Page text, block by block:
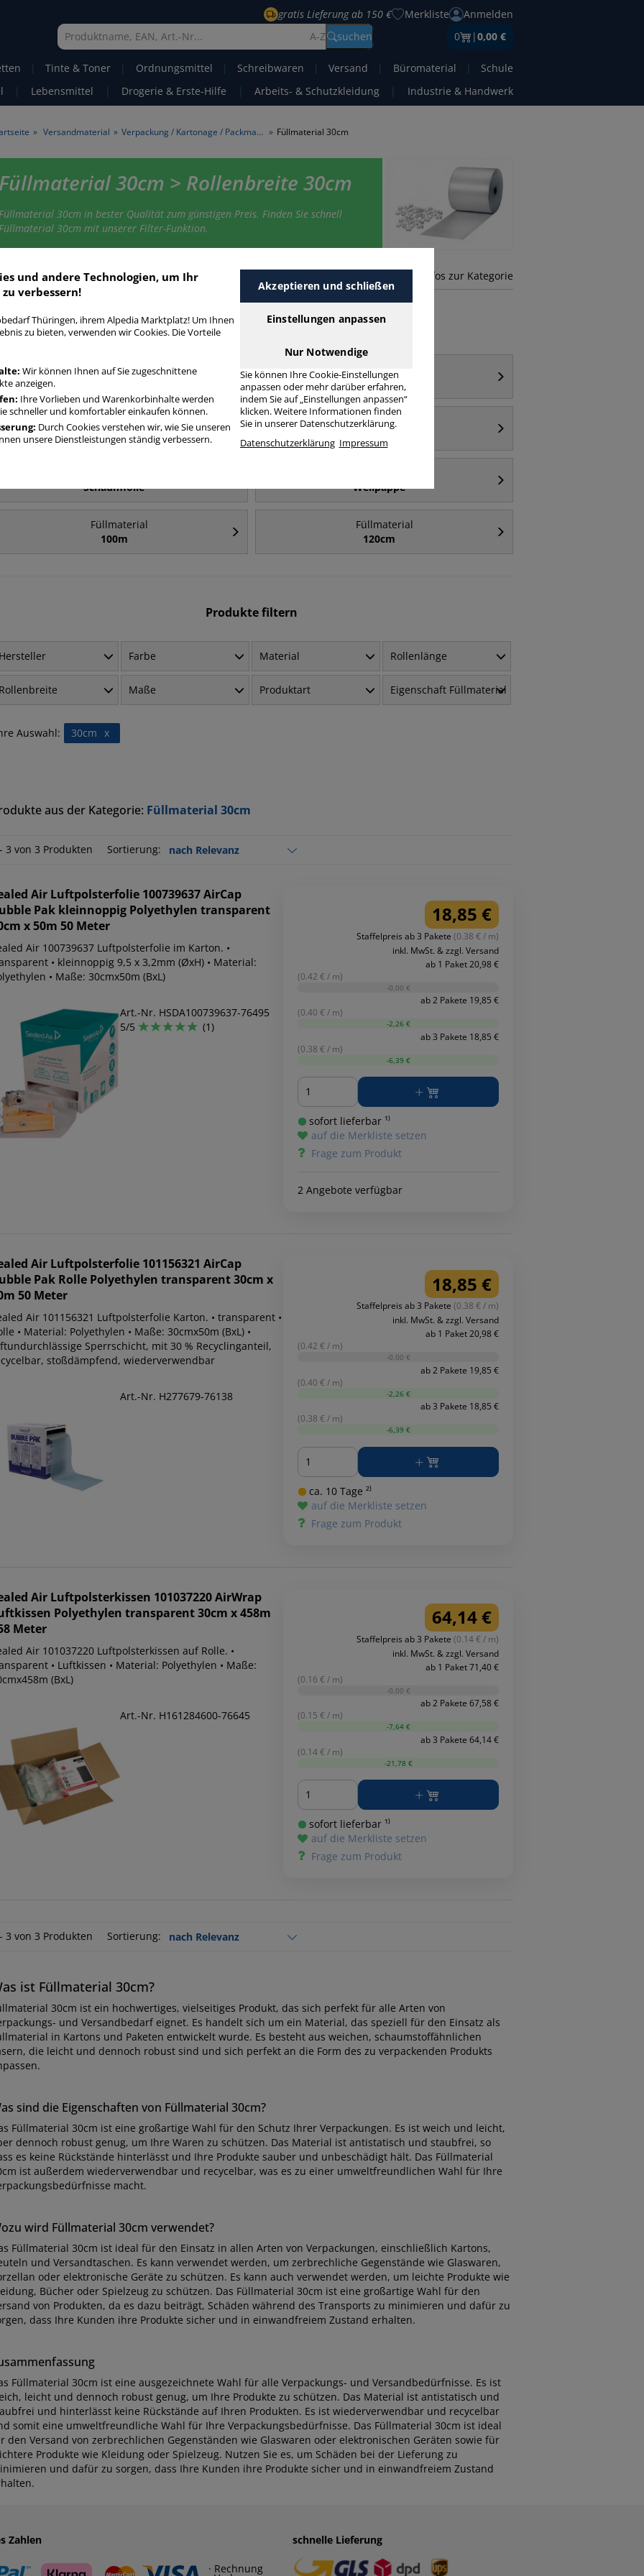
gratis Lieferung ab 150 € Merkliste
Anmelden
A-Z
suchen 0 |0,00 €
| Tinte & Toner | Ordnungsmittel | Schreibwaren | Versand | Büromaterial |
Schule
| Lebensmittel | Drogerie & Erste-Hilfe | Arbeits- & Schutzkleidung | Industrie & Handwerk
» Versandmaterial » Verpackung / Kartonage / Packmaterial » Füllmaterial 30cm
Füllmaterial 30cm > Rollenbreite 30cm
Füllmaterial 30cm in bester Qualität zum günstigen Preis. Finden Sie schnell
Füllmaterial 30cm mit unserer Filter-Funktion.
30cm mehr Infos zur Kategorie
Häufig gesucht
Füllmaterial
Füllmaterial
100cm
Füllmaterial
50cm
Füllmaterial
Schaumfolie
Wellpappe
Füllmaterial
100m
Füllmaterial
120cm
Produkte filtern
Hersteller Farbe Material Rollenlänge
Rollenbreite Maße Produktart Eigenschaft Füllmaterial
Auswahl: x
30cm
aus der Kategorie: Füllmaterial 30cm
3 von 3 Produkten Sortierung:
Air Luftpolsterfolie 100739637 AirCap
Pak kleinnoppig Polyethylen transparent
x 50m 50 Meter
Air 100739637 Luftpolsterfolie im Karton. •
• kleinnoppig 9,5 x 3,2mm (ØxH) • Material:
• Maße: 30cmx50m (BxL)
Art.-Nr. HSDA100739637-76495
5/5
(1)
18,85 €
Staffelpreis ab 3 Pakete (0.38 € / m)
inkl. MwSt. & zzgl. Versand
ab 1 Paket 20,98 €
(0.42 € / m)
-0,00 €
ab 2 Pakete 19,85 €
(0.40 € / m)
-2,26 €
ab 3 Pakete 18,85 €
(0.38 € / m)
-6,39 €
Menge
sofort lieferbar ¹⁾
auf die Merkliste setzen
Frage zum Produkt
2 Angebote verfügbar
Air Luftpolsterfolie 101156321 AirCap
Pak Rolle Polyethylen transparent 30cm x
50 Meter
Air 101156321 Luftpolsterfolie Karton. • transparent •
• Material: Polyethylen • Maße: 30cmx50m (BxL) •
Sperrschicht, mit 30 % Recyclinganteil,
stoßdämpfend, wiederverwendbar
Art.-Nr. H277679-76138
18,85 €
Staffelpreis ab 3 Pakete (0.38 € / m)
inkl. MwSt. & zzgl. Versand
ab 1 Paket 20,98 €
(0.42 € / m)
-0,00 €
ab 2 Pakete 19,85 €
(0.40 € / m)
-2,26 €
ab 3 Pakete 18,85 €
(0.38 € / m)
-6,39 €
Menge
ca. 10 Tage ²⁾
auf die Merkliste setzen
Frage zum Produkt
Air Luftpolsterkissen 101037220 AirWrap
Polyethylen transparent 30cm x 458m
Meter
Air 101037220 Luftpolsterkissen auf Rolle. •
• Luftkissen • Material: Polyethylen • Maße:
(BxL)
Art.-Nr. H161284600-76645
64,14 €
Staffelpreis ab 3 Pakete (0.14 € / m)
inkl. MwSt. & zzgl. Versand
ab 1 Paket 71,40 €
(0.16 € / m)
-0,00 €
ab 2 Pakete 67,58 €
(0.15 € / m)
-7,64 €
ab 3 Pakete 64,14 €
(0.14 € / m)
-21,78 €
Menge
sofort lieferbar ¹⁾
auf die Merkliste setzen
Frage zum Produkt
3 von 3 Produkten Sortierung:
ist Füllmaterial 30cm?
30cm ist ein hochwertiges, vielseitiges Produkt, das sich perfekt für alle Arten von
und Versandbedarf eignet. Es handelt sich um ein Material, das speziell für den Einsatz als
in Kartons und Paketen entwickelt wurde. Es besteht aus weichen, schaumstoffähnlichen
die leicht und dennoch robust sind und sich perfekt an die Form des zu verpackenden Produkts
sind die Eigenschaften von Füllmaterial 30cm?
Füllmaterial 30cm ist eine großartige Wahl für den Schutz Ihrer Verpackungen. Es ist weich und leicht,
dennoch robust genug, um Ihre Waren zu schützen. Das Material ist antistatisch und staubfrei, so
es keine Rückstände hinterlässt und Ihre Produkte sauber und unbeschädigt hält. Das Füllmaterial
ist außerdem wiederverwendbar und recycelbar, was es zu einer umweltfreundlichen Wahl für Ihre
macht.
wird Füllmaterial 30cm verwendet?
Füllmaterial 30cm ist ideal für den Einsatz in allen Arten von Verpackungen, einschließlich Kartons,
und Versandtaschen. Es kann verwendet werden, um zerbrechliche Gegenstände wie Glaswaren,
oder elektronische Geräte zu schützen. Es kann auch verwendet werden, um leichte Produkte wie
Bücher oder Spielzeug zu schützen. Das Füllmaterial 30cm ist eine großartige Wahl für den
von Produkten, da es dazu beiträgt, Schäden während des Transports zu minimieren und dafür zu
dass Ihre Kunden ihre Produkte sicher und in einwandfreiem Zustand erhalten.
Füllmaterial 30cm ist eine ausgezeichnete Wahl für alle Verpackungs- und Versandbedürfnisse. Es ist
leicht und dennoch robust genug, um Ihre Produkte zu schützen. Das Material ist antistatisch und
und hinterlässt keine Rückstände auf Ihren Produkten. Es ist wiederverwendbar und recycelbar
somit eine umweltfreundliche Wahl für Ihre Verpackungsbedürfnisse. Das Füllmaterial 30cm ist ideal
den Versand von zerbrechlichen Gegenständen wie Glaswaren oder elektronischen Geräten sowie für
Produkte wie Kleidung oder Spielzeug. Nutzen Sie es, um Schäden bei der Lieferung zu
und dafür zu sorgen, dass Ihre Kunden ihre Produkte sicher und in einwandfreiem Zustand
und andere Technologien, um Ihr
verbessern!
Thüringen, ihrem Alpedia Marktplatz! Um Ihnen
zu bieten, verwenden wir Cookies. Die Vorteile
Wir können Ihnen auf Sie zugeschnittene
anzeigen.
Ihre Vorlieben und Warenkorbinhalte werden
schneller und komfortabler einkaufen können.
Durch Cookies verstehen wir, wie Sie unseren
unsere Dienstleistungen ständig verbessern.
Akzeptieren und schließen
Einstellungen anpassen
Nur Notwendige
Sie können Ihre Cookie-Einstellungen
anpassen oder mehr darüber erfahren,
indem Sie auf „Einstellungen anpassen“
klicken. Weitere Informationen finden
Sie in unserer Datenschutzerklärung.
Datenschutzerklärung Impressum
Zahlen
· Rechnung
schnelle Lieferung